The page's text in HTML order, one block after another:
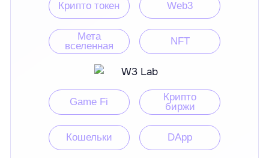
Крипто токен Web3
Мета
вселенная
NFT
Game Fi
Крипто
биржи
Кошельки DApp